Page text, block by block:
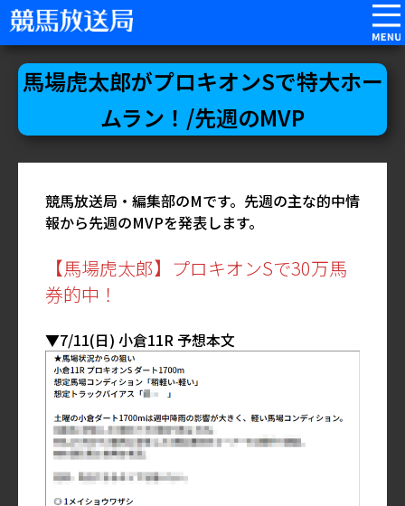
馬場虎太郎がプロキオンSで特大ホー
ムラン！/先週のMVP
競馬放送局・編集部のMです。先週の主な的中情
報から先週のMVPを発表します。
【馬場虎太郎】プロキオンSで30万馬
券的中！
▼7/11(日) 小倉11R 予想本文